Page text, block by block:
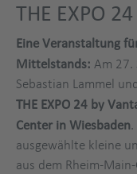
THE EXPO
Eine Veranstaltung
Mittelstands: Am
Sebastian Lammel
THE EXPO 24 by
Center in Wiesbaden
ausgewählte kleine
aus dem Rheim-